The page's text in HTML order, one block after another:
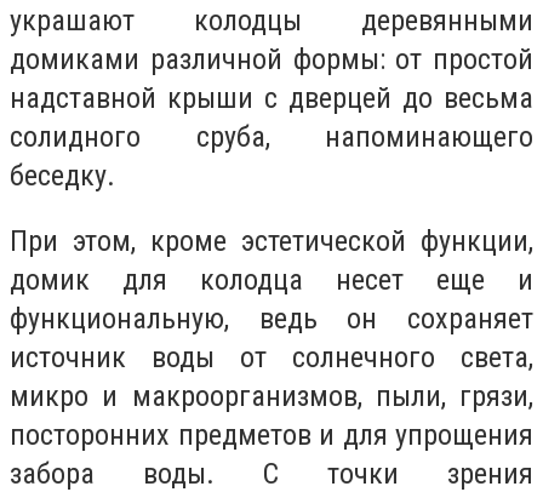
украшают колодцы деревянными
домиками различной формы: от простой
надставной крыши с дверцей до весьма
солидного сруба, напоминающего
беседку.
При этом, кроме эстетической функции,
домик для колодца несет еще и
функциональную, ведь он сохраняет
источник воды от солнечного света,
микро и макроорганизмов, пыли, грязи,
посторонних предметов и для упрощения
забора воды. С точки зрения